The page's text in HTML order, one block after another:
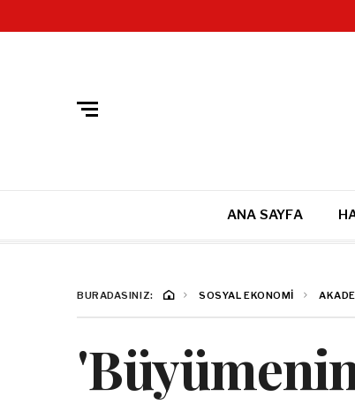
SITE HARITASI VE DETAYLI
ANA SAYFA
BURADASINIZ: SOSYAL EKONOMI
'Büyümenin